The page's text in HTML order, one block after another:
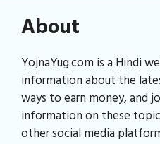
About
YojnaYug.com is a Hindi
information about the
ways to earn money, and
information on these
other social media